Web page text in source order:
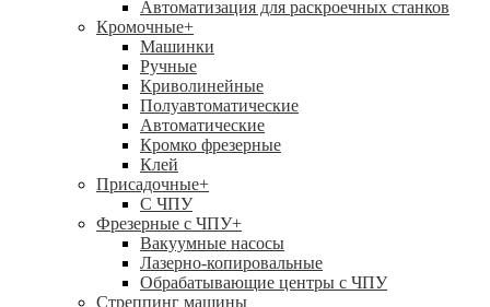
Автоматизация для раскроечных станков
Кромочные+
Машинки
Ручные
Криволинейные
Полуавтоматические
Автоматические
Кромко фрезерные
Клей
Присадочные+
С ЧПУ
Фрезерные с ЧПУ+
Вакуумные насосы
Лазерно-копировальные
Обрабатывающие центры с ЧПУ
Стреппинг машины